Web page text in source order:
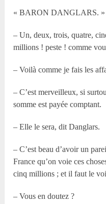
« BARON DANGLARS. »
– Un, deux, trois, quatre,
millions ! peste ! comme
– Voilà comme je fais les
– C’est merveilleux, si
somme est payée comptant.
– Elle le sera, dit Danglars.
– C’est beau d’avoir un
France qu’on voie ces
cinq millions ; et il faut le
– Vous en doutez ?